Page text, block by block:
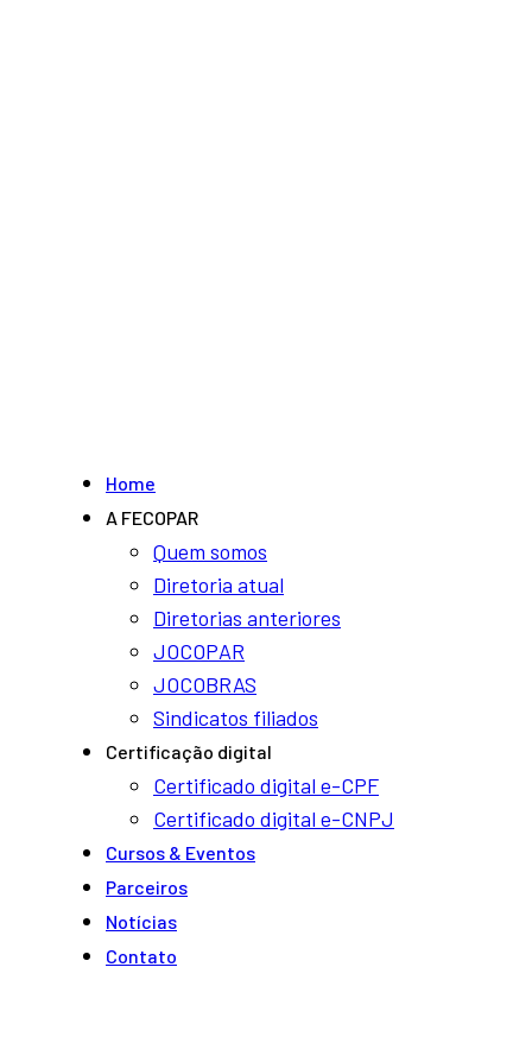
Home
A FECOPAR
Quem somos
Diretoria atual
Diretorias anteriores
JOCOPAR
JOCOBRAS
Sindicatos filiados
Certificação digital
Certificado digital e-CPF
Certificado digital e-CNPJ
Cursos & Eventos
Parceiros
Notí­cias
Contato